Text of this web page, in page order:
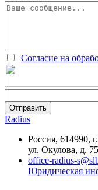
Согласие на
Radius
Россия, 614990,
ул. Окулова, д.
office-radius-
Юридическая